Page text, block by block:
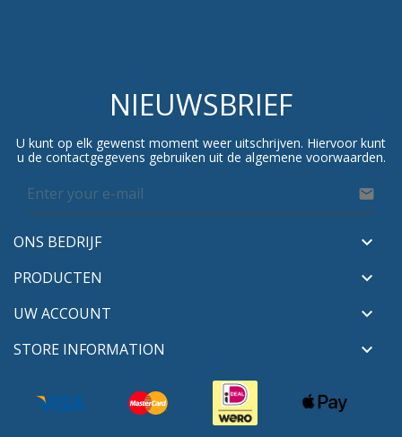
NIEUWSBRIEF
U kunt op elk gewenst moment weer uitschrijven. Hiervoor kunt
u de contactgegevens gebruiken uit de algemene voorwaarden.

ONS BEDRIJF 
PRODUCTEN 
UW ACCOUNT 
STORE INFORMATION 